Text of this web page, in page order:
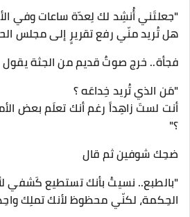
"جعلتَني أُنشِد لك لِعدّة ساعات وفي
هل تُريد منّي رفع تقريرٍ إلى مجلس
فجأة.. خرج صوتٌ قديم من الجثة يقول
"مَن الذي تُريد خِداعَه ؟
أنت لستَ زاهِداً رغم أنك تعلَم بعض
؟"
ضحِك شوفين ثم قال
"بالطبع.. نسيتُ بأنك تستطيع كَشفي
الحِكمة، لكنّي محظوظ لأنك تملِك